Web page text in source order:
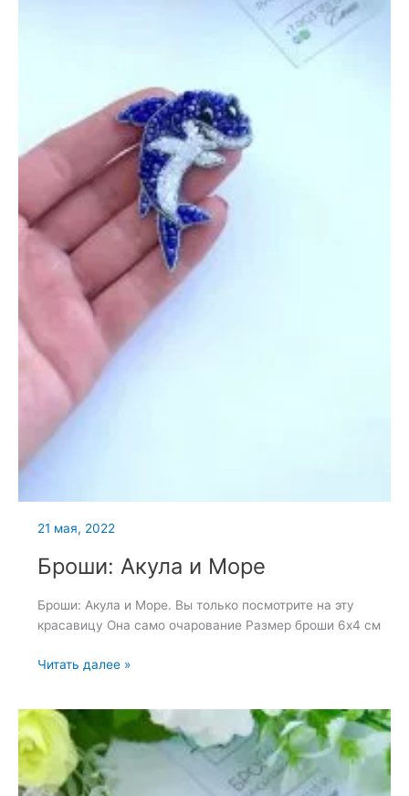
21 мая, 2022
Броши: Акула и Море
Броши: Акула и Море. Вы только посмотрите на эту
красавицу Она само очарование Размер броши 6х4 см
Броши:
Море
Читать далее »